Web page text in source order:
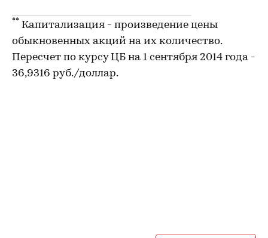
** Капитализация - произведение цены
обыкновенных акций на их количество.
Пересчет по курсу ЦБ на 1 сентября 2014 года -
36,9316 руб./доллар.